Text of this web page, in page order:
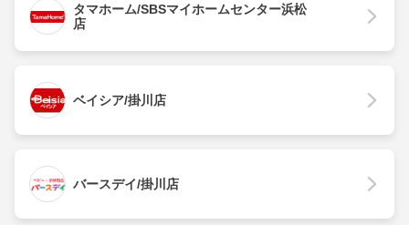
タマホーム/SBSマイホームセンター浜松
店
ベイシア/掛川店
バースデイ/掛川店